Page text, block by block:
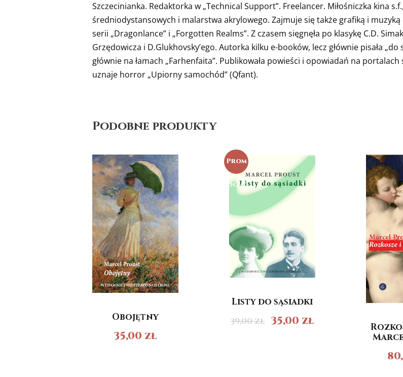
Szczecinianka. Redaktorka w „Technical Support”. Freelancer. Miłośniczka kina
średniodystansowych i malarstwa akrylowego. Zajmuje się także grafiką i
serii „Dragonlance” i „Forgotten Realms”. Z czasem sięgnęła po klasykę C.D.
Grzędowicza i D.Glukhovsky’ego. Autorka kilku e-booków, lecz głównie pisała
głównie na łamach „Farhenfaita”. Publikowała powieści i opowiadań na
uznaje horror „Upiorny samochód” (Qfant).
Podobne produkty
Obojętny
35,00 zł
Prom
ocja!
Listy do sąsiadki
39,00zł 35,00 zł